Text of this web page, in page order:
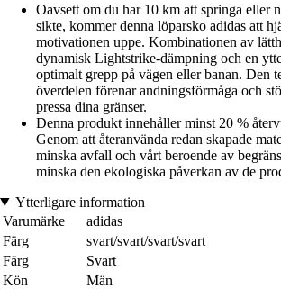
Oavsett om du har 10 km att springa eller
sikte, kommer denna löparsko adidas att
motivationen uppe. Kombinationen av
dynamisk Lightstrike-dämpning och en
optimalt grepp på vägen eller banan. Den
överdelen förenar andningsförmåga och
pressa dina gränser.
Denna produkt innehåller minst 20 %
Genom att återanvända redan skapade
minska avfall och vårt beroende av
minska den ekologiska påverkan av de
Ytterligare information
Varumärke
adidas
Färg
svart/svart/svart/svart
Färg
Svart
Kön
Män